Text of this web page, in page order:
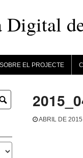
Digital
SOBRE EL PROJECTE
ABRIL DE 2015